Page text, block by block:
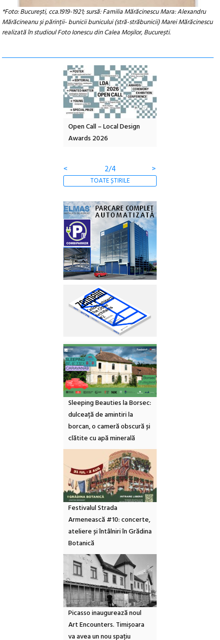
*Foto: București, cca.1919-1921; sursă: Familia Mărăcinescu Mara: Alexandru
Mărăcineanu și părinții- bunicii bunicului (stră-străbunicii) Marei Mărăcinescu
realizată în studioul Foto Ionescu din Calea Moșilor, București.
Open Call – Local Design
Awards 2026
<
2/4 >
TOATE ȘTIRILE
Sleeping Beauties la Borsec:
dulceață de amintiri la
borcan, o cameră obscură și
clătite cu apă minerală
Festivalul Strada
Armenească #10: concerte,
ateliere și întâlniri în Grădina
Botanică
Picasso inaugurează noul
Art Encounters. Timișoara
va avea un nou spațiu